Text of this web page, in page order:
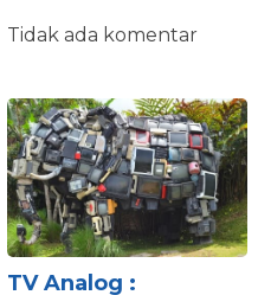
Tidak ada komentar
TV Analog :